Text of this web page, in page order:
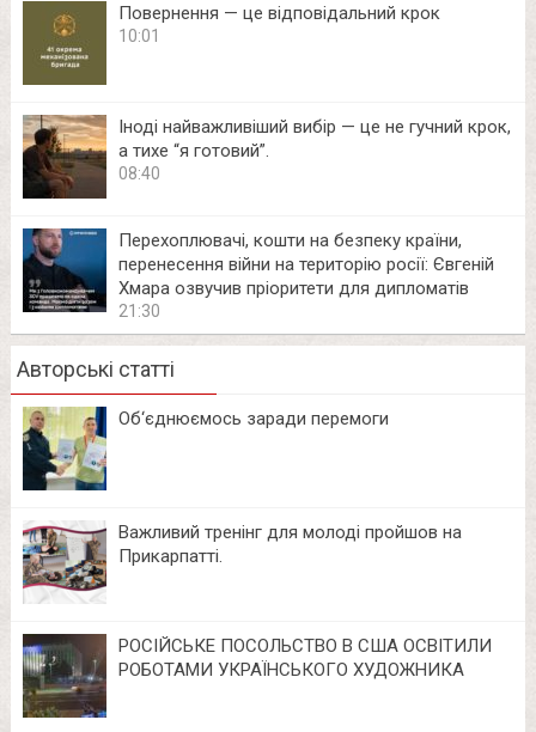
Повернення — це відповідальний крок
10:01
Іноді найважливіший вибір — це не гучний крок,
а тихе “я готовий”.
08:40
Перехоплювачі, кошти на безпеку країни,
перенесення війни на територію росії: Євгеній
Хмара озвучив пріоритети для дипломатів
21:30
Авторські статті
Об‘єднюємось заради перемоги
Важливий тренінг для молоді пройшов на
Прикарпатті.
РОСІЙСЬКЕ ПОСОЛЬСТВО В США ОСВІТИЛИ
РОБОТАМИ УКРАЇНСЬКОГО ХУДОЖНИКА